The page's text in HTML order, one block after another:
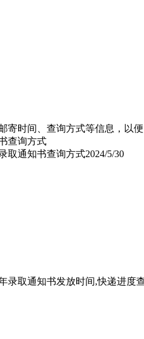
时间、查询方式等信息，以
取通知书查询方式2024/5/30
取通知书发放时间,快递进度